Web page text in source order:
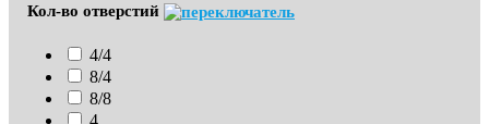
Кол-во отверстий
4/4
8/4
8/8
4